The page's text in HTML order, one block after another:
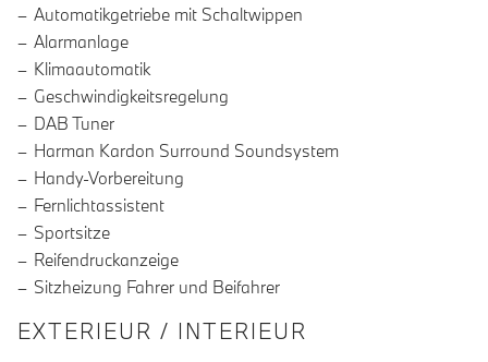
Automatikgetriebe mit Schaltwippen
Alarmanlage
Klimaautomatik
Geschwindigkeitsregelung
DAB Tuner
Harman Kardon Surround Soundsystem
Handy-Vorbereitung
Fernlichtassistent
Sportsitze
Reifendruckanzeige
Sitzheizung Fahrer und Beifahrer
EXTERIEUR / INTERIEUR